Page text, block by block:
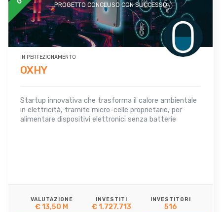
PROGETTO CONCLUSO CON SUCCESSO
IN PERFEZIONAMENTO
OXHY
Startup innovativa che trasforma il calore ambientale
in elettricità, tramite micro-celle proprietarie, per
alimentare dispositivi elettronici senza batterie
VALUTAZIONE
€ 13,50 M
INVESTITI
€ 1.727.713
INVESTITORI
516